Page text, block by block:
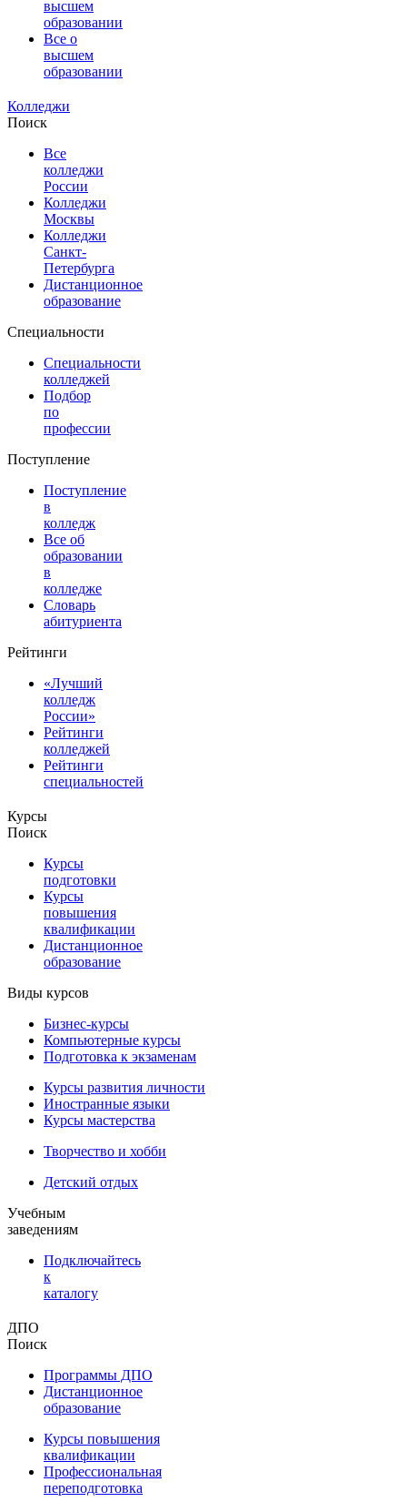
высшем
образовании
Все о
высшем
образовании
Колледжи
Поиск
Все
колледжи
России
Колледжи
Москвы
Колледжи
Санкт-
Петербурга
Дистанционное
образование
Специальности
Специальности
колледжей
Подбор
по
профессии
Поступление
Поступление
в
колледж
Все об
образовании
в
колледже
Словарь
абитуриента
Рейтинги
«Лучший
колледж
России»
Рейтинги
колледжей
Рейтинги
специальностей
Курсы
Поиск
Курсы
подготовки
Курсы
повышения
квалификации
Дистанционное
образование
Виды курсов
Бизнес-курсы
Компьютерные курсы
Подготовка к экзаменам
Курсы развития личности
Иностранные языки
Курсы мастерства
Творчество и хобби
Детский отдых
Учебным
заведениям
Подключайтесь
к
каталогу
ДПО
Поиск
Программы ДПО
Дистанционное
образование
Курсы повышения
квалификации
Профессиональная
переподготовка